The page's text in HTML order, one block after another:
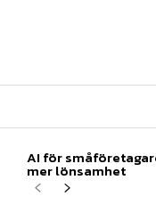
AI för
mer lönsamhet